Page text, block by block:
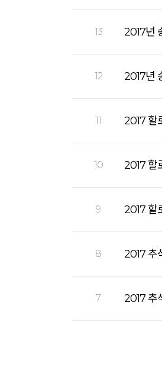
13 2017년
12 2017년
11 2017 할
10 2017 할
9 2017 할
8 2017 추
7 2017 추